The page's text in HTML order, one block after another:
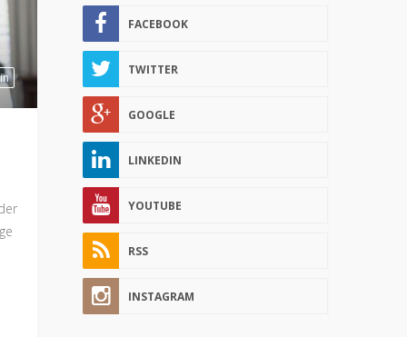
FACEBOOK
TWITTER
GOOGLE
LINKEDIN
YOUTUBE
RSS
INSTAGRAM